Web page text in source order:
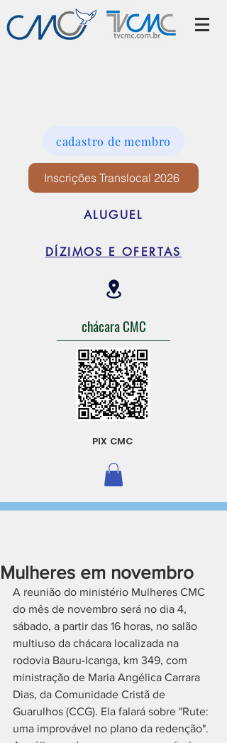
cadastro de membro
Inscrições Translocal 2026
ALUGUEL
DÍZIMOS E OFERTAS
chácara CMC
PIX CMC
Mulheres em novembro
A reunião do ministério Mulheres CMC
do mês de novembro será no dia 4,
sábado, a partir das 16 horas, no salão
multiuso da chácara localizada na
rodovia Bauru-Icanga, km 349, com
ministração de Maria Angélica Carrara
Dias, da Comunidade Cristã de
Guarulhos (CCG). Ela falará sobre "Rute:
uma improvável no plano da redenção".